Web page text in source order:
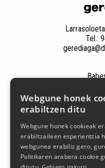
Tel.:
Webgune honek
erabiltzen ditu
Webgune honek cookieak
erabiltzaileen esperientzia
webgunea erabiliz gero,
Politikaren arabera cookie